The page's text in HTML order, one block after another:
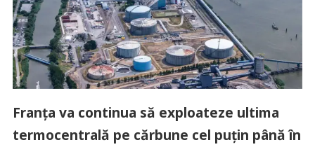
Franţa va continua să exploateze ultima
termocentrală pe cărbune cel puţin până în